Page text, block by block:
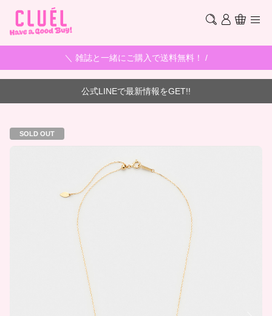
＼ 雑誌と一緒にご購入で送料無料！ /
公式LINEで最新情報をGET!!
SOLD OUT